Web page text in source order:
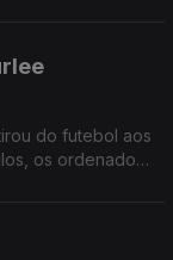
do futebol aos
os ordenados